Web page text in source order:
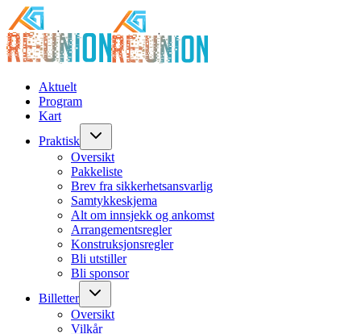
Aktuelt
Program
Kart
Praktisk
Oversikt
Pakkeliste
Brev fra sikkerhetsansvarlig
Samtykkeskjema
Alt om innsjekk og ankomst
Arrangementsregler
Konstruksjonsregler
Bli utstiller
Bli sponsor
Billetter
Oversikt
Vilkår